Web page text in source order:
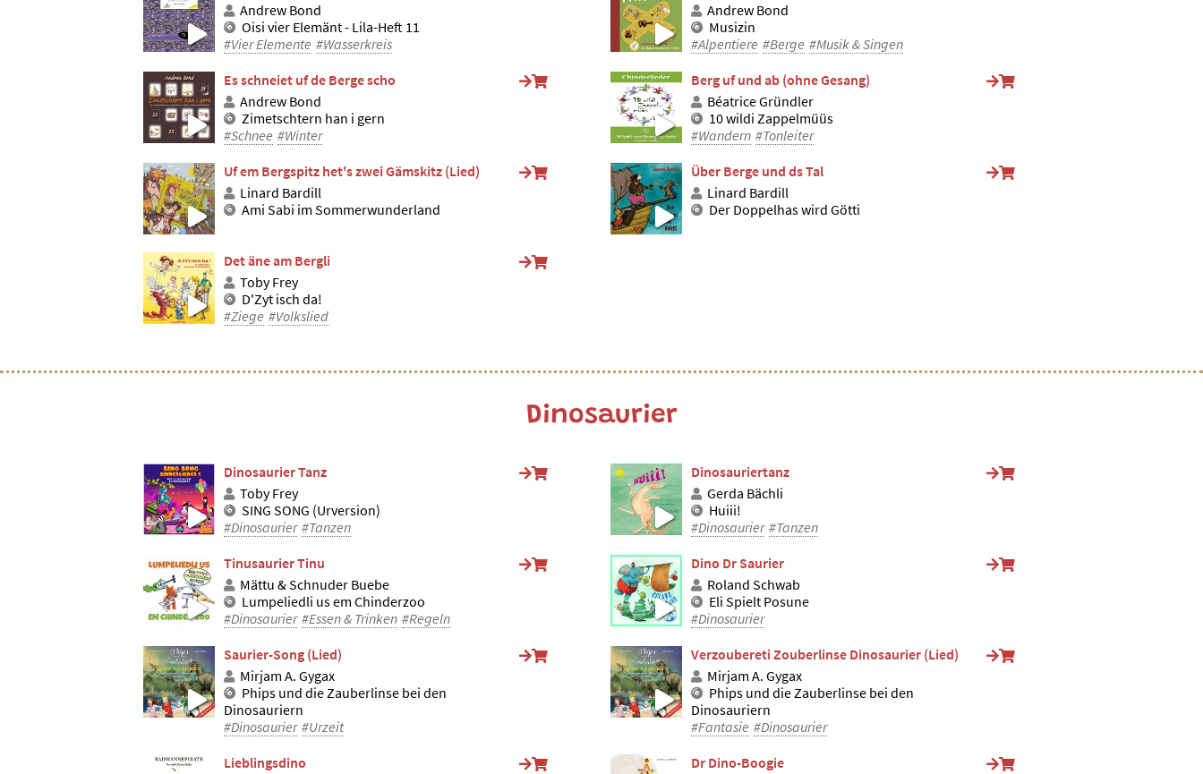
Andrew Bond
Oisi vier Elemänt - Lila-Heft 11
#Vier Elemente #Wasserkreis
Andrew Bond
Musizin
#Alpentiere #Berge #Musik & Singen
Es schneiet uf de Berge scho
Andrew Bond
Zimetschtern han i gern
#Schnee #Winter
Berg uf und ab (ohne Gesang)
Béatrice Gründler
10 wildi Zappelmüüs
#Wandern #Tonleiter
Uf em Bergspitz het's zwei Gämskitz (Lied)
Linard Bardill
Ami Sabi im Sommerwunderland
Über Berge und ds Tal
Linard Bardill
Der Doppelhas wird Götti
Det äne am Bergli
Toby Frey
D'Zyt isch da!
#Ziege #Volkslied
Dinosaurier
Dinosaurier Tanz
Toby Frey
SING SONG (Urversion)
#Dinosaurier #Tanzen
Dinosauriertanz
Gerda Bächli
Huiii!
#Dinosaurier #Tanzen
Tinusaurier Tinu
Mättu & Schnuder Buebe
Lumpeliedli us em Chinderzoo
#Dinosaurier #Essen & Trinken #Regeln
Dino Dr Saurier
Roland Schwab
Eli Spielt Posune
#Dinosaurier
Saurier-Song (Lied)
Mirjam A. Gygax
Phips und die Zauberlinse bei den
Dinosauriern
#Dinosaurier #Urzeit
Verzoubereti Zouberlinse Dinosaurier (Lied)
Mirjam A. Gygax
Phips und die Zauberlinse bei den
Dinosauriern
#Fantasie #Dinosaurier
Lieblingsdino
Dr Dino-Boogie